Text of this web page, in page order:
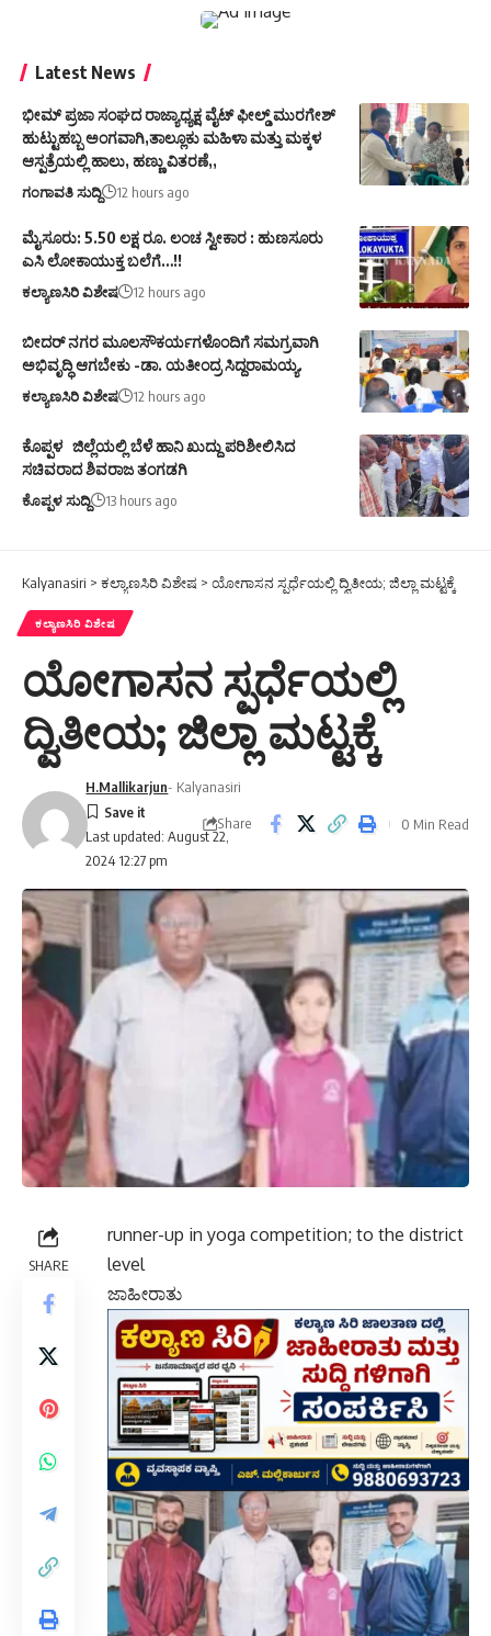
Latest News
ಭೀಮ್ ಪ್ರಜಾ ಸಂಘದ ರಾಜ್ಯಾಧ್ಯಕ್ಷ ವೈಟ್ ಫೀಲ್ಡ್ ಮುರಗೇಶ್
ಹುಟ್ಟುಹಬ್ಬ ಅಂಗವಾಗಿ,ತಾಲ್ಲೂಕು ಮಹಿಳಾ ಮತ್ತು ಮಕ್ಕಳ
ಆಸ್ಪತ್ರೆಯಲ್ಲಿ ಹಾಲು, ಹಣ್ಣು ವಿತರಣೆ,,
ಗಂಗಾವತಿ ಸುದ್ದಿ 12 hours ago
ಮೈಸೂರು: 5.50 ಲಕ್ಷ ರೂ. ಲಂಚ ಸ್ವೀಕಾರ : ಹುಣಸೂರು
ಎಸಿ ಲೋಕಾಯುಕ್ತ ಬಲೆಗೆ…!!
ಕಲ್ಯಾಣಸಿರಿ ವಿಶೇಷ 12 hours ago
ಬೀದರ್ ನಗರ ಮೂಲಸೌಕರ್ಯಗಳೊಂದಿಗೆ ಸಮಗ್ರವಾಗಿ
ಅಭಿವೃದ್ಧಿ ಆಗಬೇಕು -ಡಾ. ಯತೀಂದ್ರ ಸಿದ್ದರಾಮಯ್ಯ.
ಕಲ್ಯಾಣಸಿರಿ ವಿಶೇಷ 12 hours ago
ಕೊಪ್ಪಳ ಜಿಲ್ಲೆಯಲ್ಲಿ ಬೆಳೆ ಹಾನಿ ಖುದ್ದು ಪರಿಶೀಲಿಸಿದ
ಸಚಿವರಾದ ಶಿವರಾಜ ತಂಗಡಗಿ
ಕೊಪ್ಪಳ ಸುದ್ದಿ 13 hours ago
Kalyanasiri > ಕಲ್ಯಾಣಸಿರಿ ವಿಶೇಷ > ಯೋಗಾಸನ ಸ್ಪರ್ಧೆಯಲ್ಲಿ ದ್ವಿತೀಯ; ಜಿಲ್ಲಾ ಮಟ್ಟಕ್ಕೆ
ಕಲ್ಯಾಣಸಿರಿ ವಿಶೇಷ
ಯೋಗಾಸನ ಸ್ಪರ್ಧೆಯಲ್ಲಿ
ದ್ವಿತೀಯ; ಜಿಲ್ಲಾ ಮಟ್ಟಕ್ಕೆ
Last updated: August 22,
2024 12:27 pm
H.Mallikarjun- Kalyanasiri
Share 0 Min Read
SHARE
runner-up in yoga competition; to the district
level
ಜಾಹೀರಾತು